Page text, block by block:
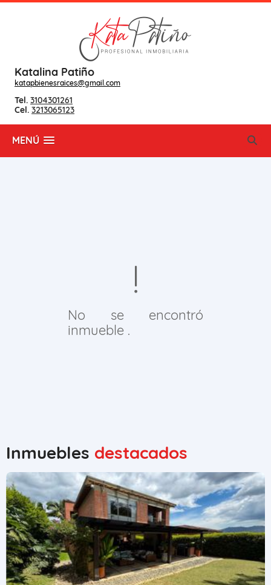
Katalina Patiño
katapbienesraices@gmail.com
Tel. 3104301261
Cel. 3213065123
MENÚ
No se encontró
inmueble .
Inmuebles destacados